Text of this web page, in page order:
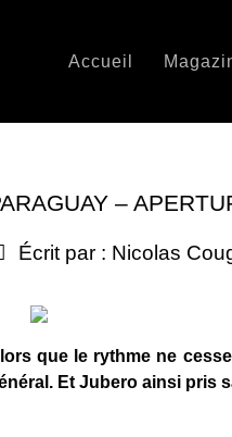
Accueil
–
Écrit par : Nicolas
que le rythme ne
Et Jubero ainsi pris